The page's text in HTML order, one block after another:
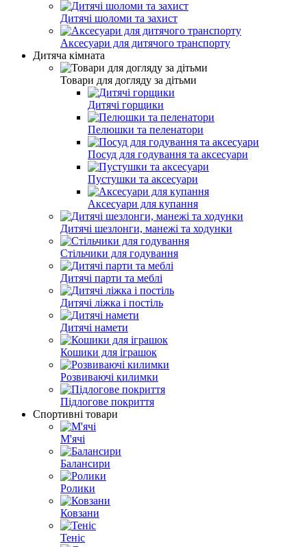
Дитячі шоломи та захист
Аксесуари для дитячого транспорту
Дитяча кімната
Товари для догляду за дітьми
Дитячі горщики
Пелюшки та пеленатори
Посуд для годування та аксесуари
Пустушки та аксесуари
Аксесуари для купання
Дитячі шезлонги, манежі та ходунки
Стільчики для годування
Дитячі парти та меблі
Дитячі ліжка і постіль
Дитячі намети
Кошики для іграшок
Розвиваючі килимки
Підлогове покриття
Спортивні товари
М'ячі
Балансири
Ролики
Ковзани
Теніс